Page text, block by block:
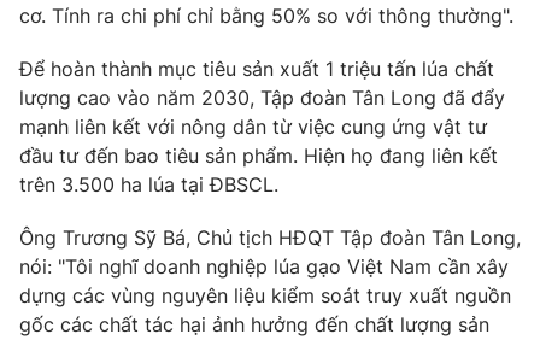
Photo Infographic
Video Shorts video
VTV Money VTV Thể thao
VTV Sức khoẻ Bất động sản
Thị trường 24h Tấm lòng Việt
cơ. Tính ra chi phí chỉ bằng 50% so với thông thường".
Để hoàn thành mục tiêu sản xuất 1 triệu tấn lúa chất
lượng cao vào năm 2030, Tập đoàn Tân Long đã đẩy
mạnh liên kết với nông dân từ việc cung ứng vật tư
đầu tư đến bao tiêu sản phẩm. Hiện họ đang liên kết
trên 3.500 ha lúa tại ĐBSCL.
Ông Trương Sỹ Bá, Chủ tịch HĐQT Tập đoàn Tân Long,
nói: "Tôi nghĩ doanh nghiệp lúa gạo Việt Nam cần xây
dựng các vùng nguyên liệu kiểm soát truy xuất nguồn
gốc các chất tác hại ảnh hưởng đến chất lượng sản